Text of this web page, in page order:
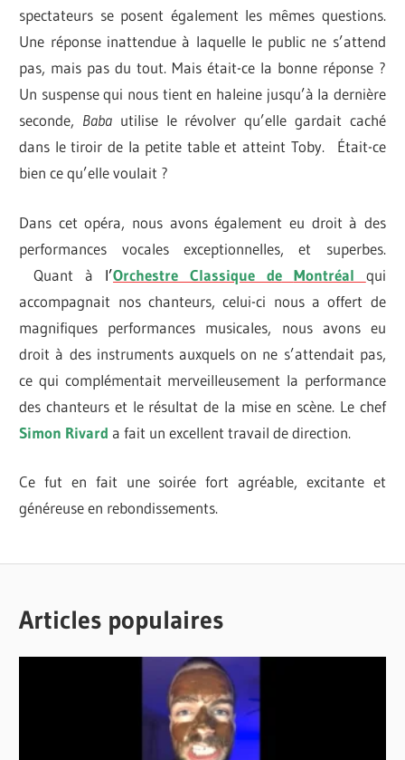
spectateurs se posent également les mêmes questions.
Une réponse inattendue à laquelle le public ne s’attend
pas, mais pas du tout. Mais était-ce la bonne réponse ?
Un suspense qui nous tient en haleine jusqu’à la dernière
seconde, Baba utilise le révolver qu’elle gardait caché
dans le tiroir de la petite table et atteint Toby. Était-ce
bien ce qu’elle voulait ?
Dans cet opéra, nous avons également eu droit à des
performances vocales exceptionnelles, et superbes.
Quant à l’Orchestre Classique de Montréal qui
accompagnait nos chanteurs, celui-ci nous a offert de
magnifiques performances musicales, nous avons eu
droit à des instruments auxquels on ne s’attendait pas,
ce qui complémentait merveilleusement la performance
des chanteurs et le résultat de la mise en scène. Le chef
Simon Rivard a fait un excellent travail de direction.
Ce fut en fait une soirée fort agréable, excitante et
généreuse en rebondissements.
OPÉRA
ESLER
Articles populaires